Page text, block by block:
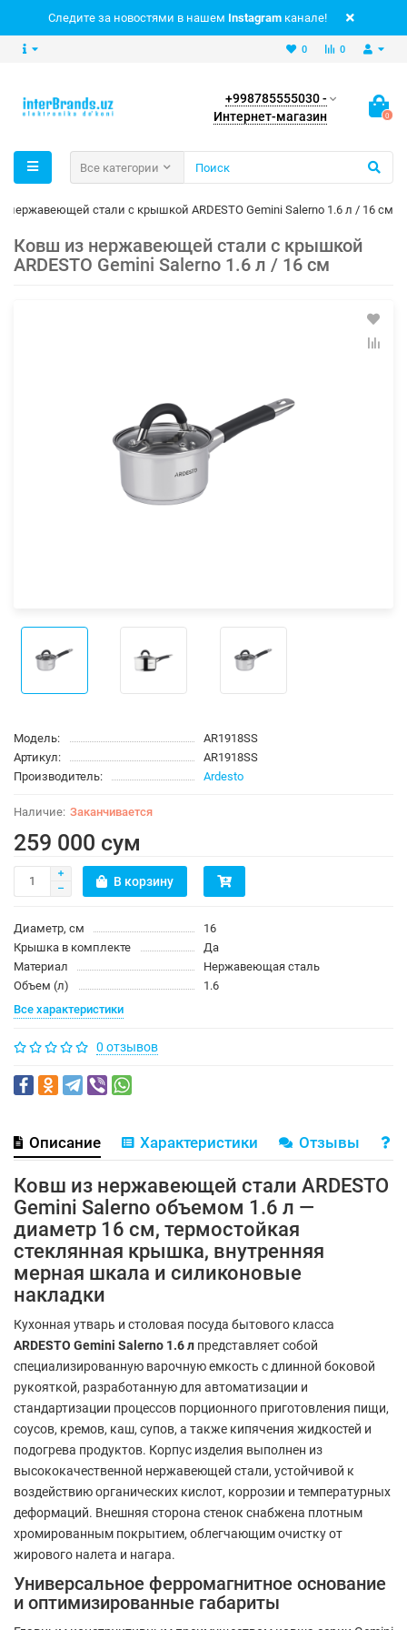
Следите за новостями в нашем Instagram канале!
0
0
+998785555030 -
Интернет-магазин
0
Все категории
нержавеющей стали с крышкой ARDESTO Gemini Salerno 1.6 л / 16 см
Ковш из нержавеющей стали с крышкой
ARDESTO Gemini Salerno 1.6 л / 16 см
Модель:
AR1918SS
Артикул:
AR1918SS
Производитель:
Ardesto
Заканчивается
259 000 сум
В корзину
Диаметр, см
16
Крышка в комплекте
Да
Материал
Нержавеющая сталь
Объем (л)
1.6
Все характеристики
0 отзывов
Описание Характеристики Отзывы
Ковш из нержавеющей стали ARDESTO
Gemini Salerno объемом 1.6 л —
диаметр 16 см, термостойкая
стеклянная крышка, внутренняя
мерная шкала и силиконовые
накладки
Кухонная утварь и столовая посуда бытового класса
ARDESTO Gemini Salerno 1.6 л представляет собой
специализированную варочную емкость с длинной боковой
рукояткой, разработанную для автоматизации и
стандартизации процессов порционного приготовления пищи,
соусов, кремов, каш, супов, а также кипячения жидкостей и
подогрева продуктов. Корпус изделия выполнен из
высококачественной нержавеющей стали, устойчивой к
воздействию органических кислот, коррозии и температурных
деформаций. Внешняя сторона стенок снабжена плотным
хромированным покрытием, облегчающим очистку от
жирового налета и нагара.
Универсальное ферромагнитное основание
и оптимизированные габариты